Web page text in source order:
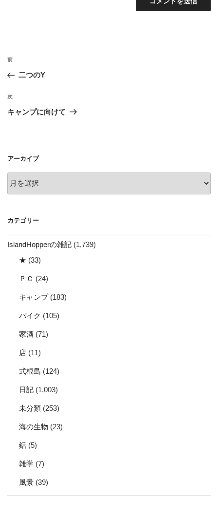
投
ナ
ビ
ゲ
ン
前
の
稿
前
二つのY
次
の
次
キャンプに向けて
アーカイブ
ー
ブ
カテゴリー
IslandHopperの雑記 (1,739)
★ (33)
ＰＣ (24)
キャンプ(183)
バイク (105)
家酒 (71)
店 (11)
式根島 (124)
日記 (1,003)
未分類 (253)
海の生物 (23)
銛 (5)
雑学 (7)
風景 (39)